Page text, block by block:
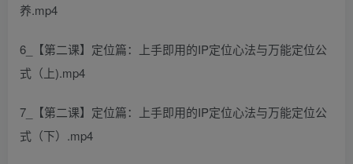
养.mp4
6_【第二课】定位篇：上手即用的IP定位心法与万能定位公
式（上).mp4
7_【第二课】定位篇：上手即用的IP定位心法与万能定位公
式（下）.mp4